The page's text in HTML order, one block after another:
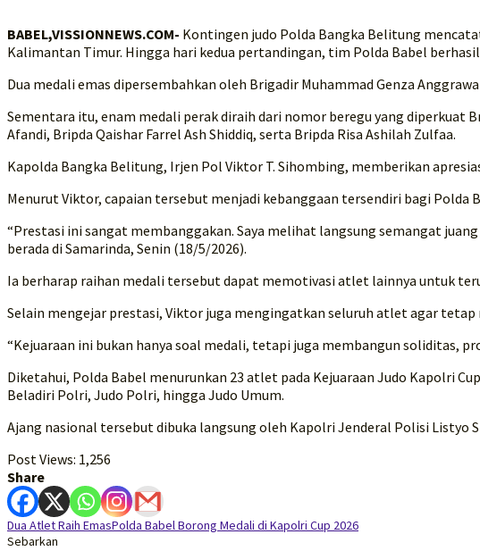
BABEL,VISSIONNEWS.COM- Kontingen judo Polda Bangka Belitung
Kalimantan Timur. Hingga hari kedua pertandingan, tim Polda Babel
Dua medali emas dipersembahkan oleh Brigadir Muhammad Genza
Sementara itu, enam medali perak diraih dari nomor beregu yang diperkuat
Afandi, Bripda Qaishar Farrel Ash Shiddiq, serta Bripda Risa Ashilah Zulfaa.
Kapolda Bangka Belitung, Irjen Pol Viktor T. Sihombing, memberikan
Menurut Viktor, capaian tersebut menjadi kebanggaan tersendiri bagi
“Prestasi ini sangat membanggakan. Saya melihat langsung semangat
berada di Samarinda, Senin (18/5/2026).
Ia berharap raihan medali tersebut dapat memotivasi atlet lainnya untuk
Selain mengejar prestasi, Viktor juga mengingatkan seluruh atlet agar
“Kejuaraan ini bukan hanya soal medali, tetapi juga membangun soliditas,
Diketahui, Polda Babel menurunkan 23 atlet pada Kejuaraan Judo Kapolri
Beladiri Polri, Judo Polri, hingga Judo Umum.
Ajang nasional tersebut dibuka langsung oleh Kapolri Jenderal Polisi Listyo
Post Views: 1,256
Share
Dua Atlet Raih EmasPolda Babel Borong Medali di Kapolri Cup 2026
Sebarkan